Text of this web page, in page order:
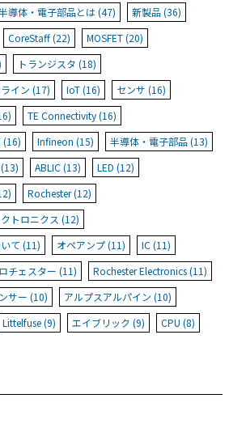
導体・電子部品とは (47)
新製品 (36)
CoreStaff (22)
MOSFET (20)
トランジスタ (18)
イン (17)
IoT (16)
センサ (16)
TE Connectivity (16)
(16)
Infineon (15)
半導体・電子部品 (13)
ABLIC (13)
LED (12)
Rochester (12)
トロニクス (12)
て (11)
オペアンプ (11)
IC (11)
ロチェスター (11)
Rochester Electronics (11)
サー (10)
アルプスアルパイン (10)
Littelfuse (9) エイブリック (9)
CPU (8)